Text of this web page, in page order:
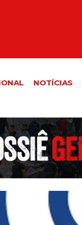
NOTÍCIAS